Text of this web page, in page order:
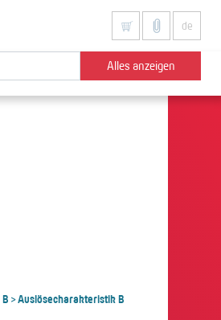
de
Alles anzeigen
>Auslösecharakteristik B